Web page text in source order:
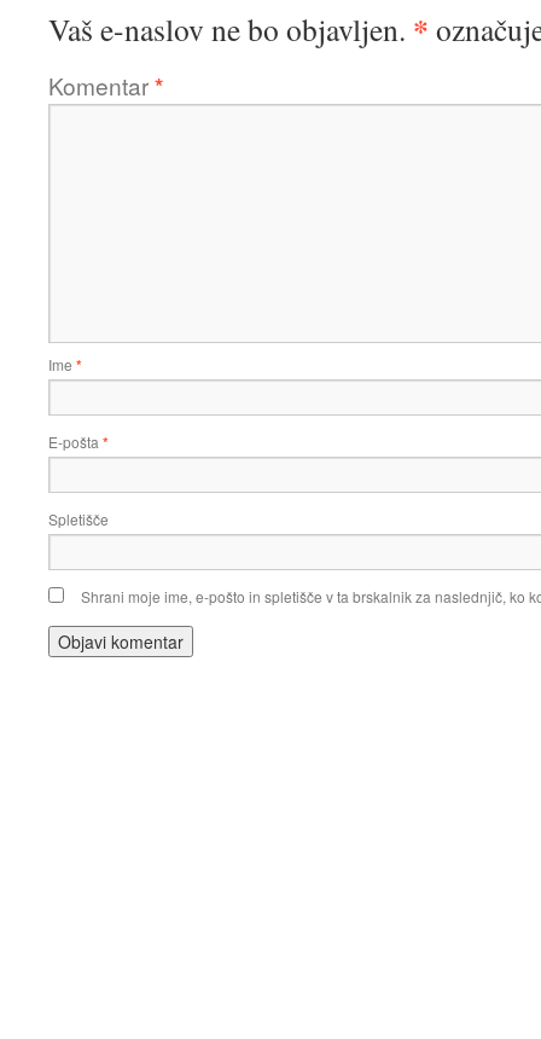
Vaš e-naslov ne bo objavljen. *
Komentar*
Ime *
E-pošta *
Spletišče
Shrani moje ime, e-pošto in spletišče v ta brskalnik za naslednjič, ko